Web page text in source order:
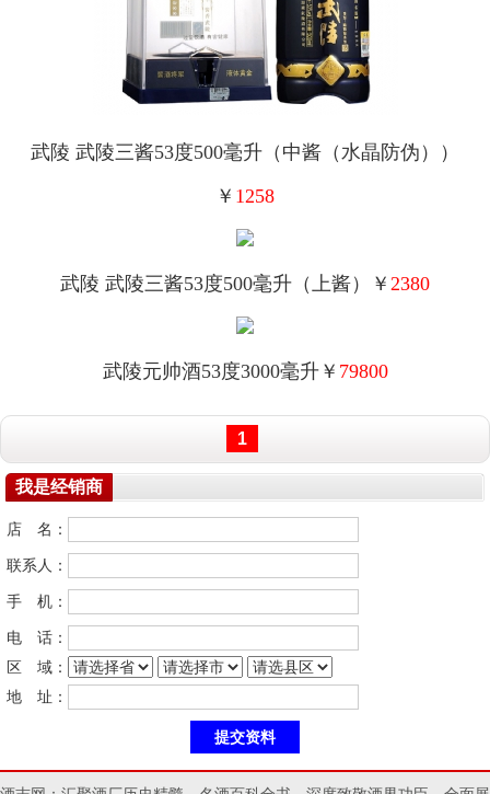
武陵 武陵三酱53度500毫升（中酱（水晶防伪））
￥ 1258
武陵 武陵三酱53度500毫升（上酱）￥ 2380
武陵元帅酒53度3000毫升￥ 79800
1
我是经销商
店 名：
联系人：
手 机：
电 话：
区 域：
地 址：